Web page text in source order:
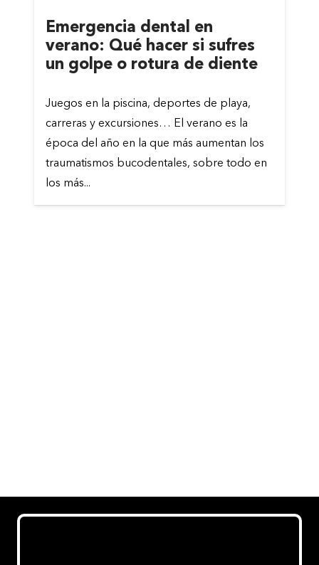
Emergencia dental en
verano: Qué hacer si sufres
un golpe o rotura de diente
Juegos en la piscina, deportes de playa,
carreras y excursiones… El verano es la
época del año en la que más aumentan los
traumatismos bucodentales, sobre todo en
los más...